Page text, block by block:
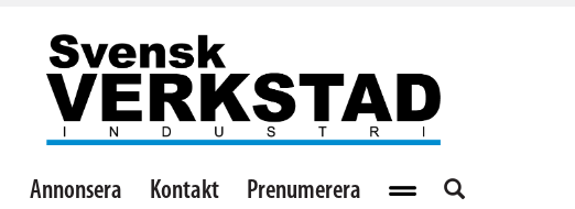
Annonsera Kontakt Prenumerera